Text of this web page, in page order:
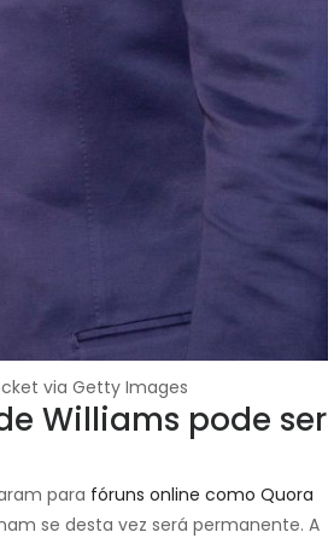
via Getty Images
Williams pode ser
para fóruns online como Quora
se desta vez será permanente. A